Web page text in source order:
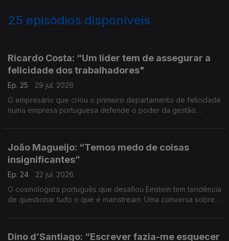
25 episódios disponíveis
Ricardo Costa: “Um líder tem de assegurar a
felicidade dos trabalhadores"
Ep. 25
29 jul. 2026
O empresário que criou o primeiro departamento de felicidade
numa empresa portuguesa defende o poder da gestão
João Magueijo: “Temos medo de coisas
insignificantes”
Ep. 24
22 jul. 2026
O cosmologista português que desafiou Einstein tem tendência
de questionar tudo o que é mainstream. Uma conversa sobre o
Dino d’Santiago: “Escrever fazia-me esquecer